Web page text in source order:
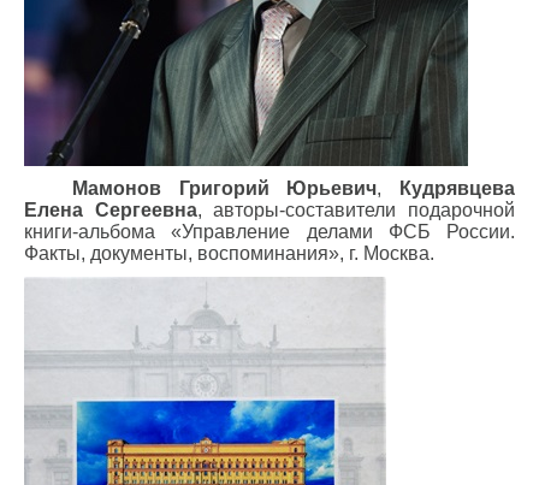
Мамонов Григорий Юрьевич,
Кудрявцева
Елена Сергеевна, авторы-составители подарочной
книги-альбома «Управление делами ФСБ России.
Факты, документы, воспоминания», г. Москва.